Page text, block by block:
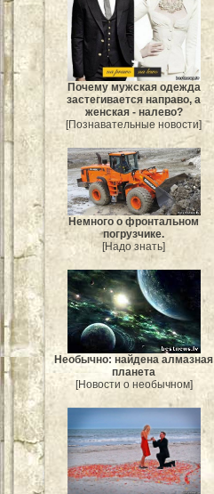
Почему мужская одежда
застегивается направо, а
женская - налево?
[Познавательные новости]
Немного о фронтальном
погрузчике.
[Надо знать]
Необычно: найдена алмазная
планета
[Новости о необычном]